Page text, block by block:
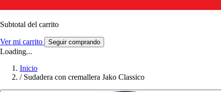
Subtotal del carrito
Ver mi carrito Seguir comprando
Loading...
Inicio
/ Sudadera con cremallera Jako Classico